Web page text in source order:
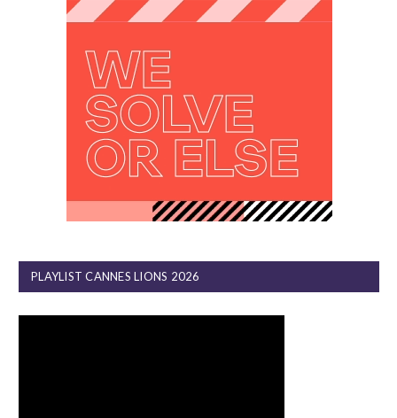
PLAYLIST CANNES LIONS 2026